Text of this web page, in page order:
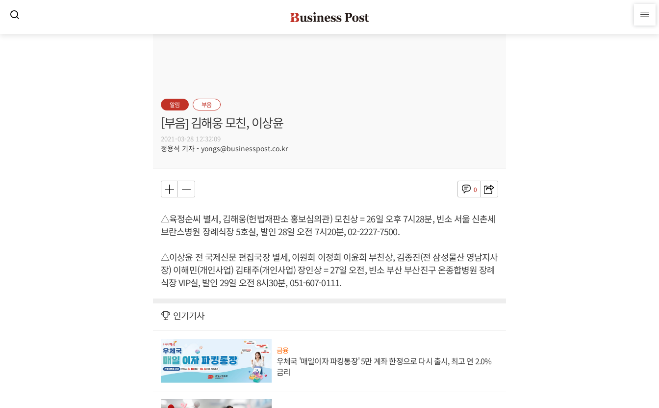
알림 부음
[부음] 김해웅 모친, 이상윤
2021-03-28 12:32:09
정용석 기자 - yongs@businesspost.co.kr
0
△육정순씨 별세, 김해웅(헌법재판소 홍보심의관) 모친상 = 26일 오후 7시28분, 빈소 서울 신촌세
브란스병원 장례식장 5호실, 발인 28일 오전 7시20분, 02-2227-7500.
△이상윤 전 국제신문 편집국장 별세, 이원희 이정희 이윤희 부친상, 김종진(전 삼성물산 영남지사
장) 이해민(개인사업) 김태주(개인사업) 장인상 = 27일 오전, 빈소 부산 부산진구 온종합병원 장례
식장 VIP실, 발인 29일 오전 8시30분, 051-607-0111.
인기기사
금융
우체국 '매일이자 파킹통장' 5만 계좌 한정으로 다시 출시, 최고 연 2.0%
금리